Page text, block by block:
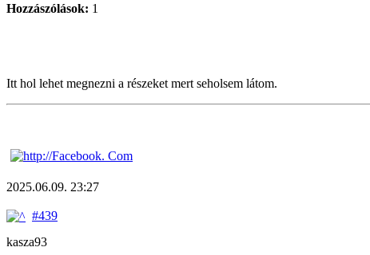
Hozzászólások: 1
Itt hol lehet megnezni a részeket mert seholsem látom.
2025.06.09. 23:27
#439
kasza93